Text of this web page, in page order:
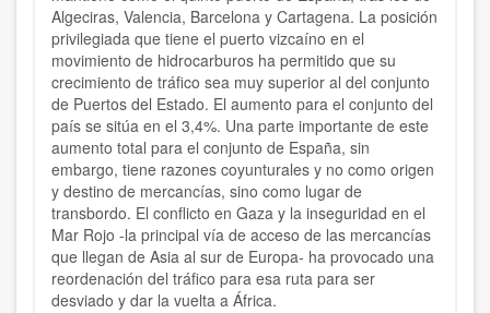
Algeciras, Valencia, Barcelona y Cartagena. La posición
privilegiada que tiene el puerto vizcaíno en el
movimiento de hidrocarburos ha permitido que su
crecimiento de tráfico sea muy superior al del conjunto
de Puertos del Estado. El aumento para el conjunto del
país se sitúa en el 3,4%. Una parte importante de este
aumento total para el conjunto de España, sin
embargo, tiene razones coyunturales y no como origen
y destino de mercancías, sino como lugar de
transbordo. El conflicto en Gaza y la inseguridad en el
Mar Rojo -la principal vía de acceso de las mercancías
que llegan de Asia al sur de Europa- ha provocado una
reordenación del tráfico para esa ruta para ser
desviado y dar la vuelta a África.